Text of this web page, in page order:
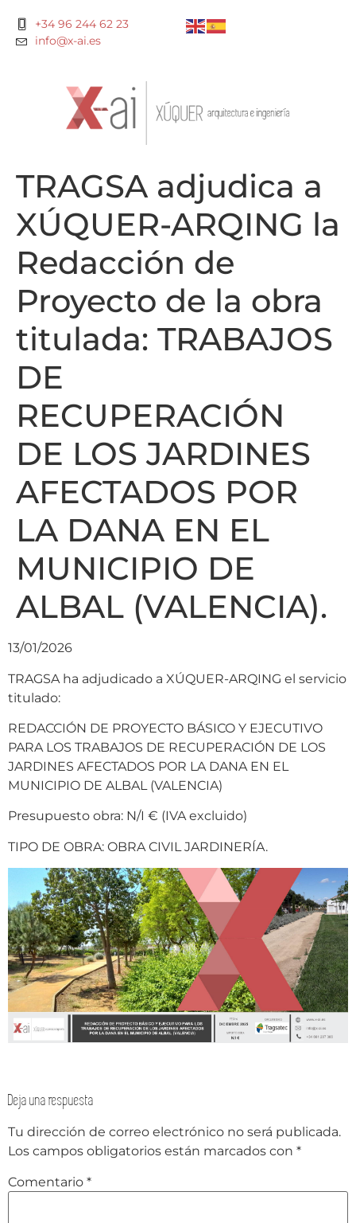
+34 96 244 62 23
info@x-ai.es
TRAGSA adjudica a
XÚQUER-ARQING la
Redacción de
Proyecto de la obra
titulada: TRABAJOS
DE
RECUPERACIÓN
DE LOS JARDINES
AFECTADOS POR
LA DANA EN EL
MUNICIPIO DE
ALBAL (VALENCIA).
13/01/2026
TRAGSA ha adjudicado a XÚQUER-ARQING el servicio
titulado:
REDACCIÓN DE PROYECTO BÁSICO Y EJECUTIVO
PARA LOS TRABAJOS DE RECUPERACIÓN DE LOS
JARDINES AFECTADOS POR LA DANA EN EL
MUNICIPIO DE ALBAL (VALENCIA)
Presupuesto obra: N/I € (IVA excluido)
TIPO DE OBRA: OBRA CIVIL JARDINERÍA.
Deja una respuesta
Tu dirección de correo electrónico no será publicada.
Los campos obligatorios están marcados con *
Comentario *